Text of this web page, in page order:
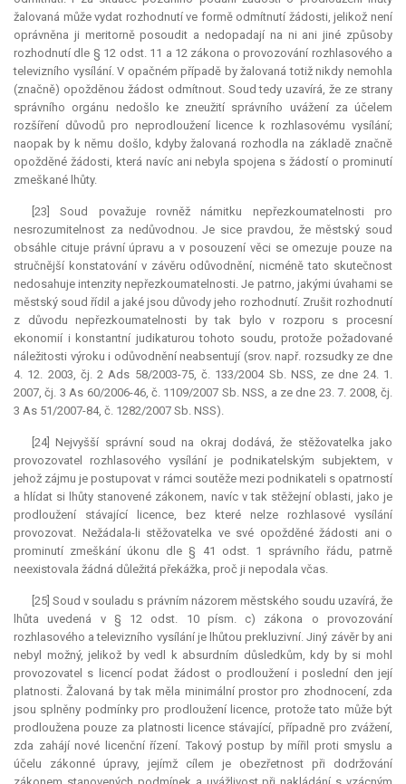
žalovaná může vydat rozhodnutí ve formě odmítnutí žádosti, jelikož není
oprávněna ji meritorně posoudit a nedopadají na ni ani jiné způsoby
rozhodnutí dle § 12 odst. 11 a 12 zákona o provozování rozhlasového a
televizního vysílání. V opačném případě by žalovaná totiž nikdy nemohla
(značně) opožděnou žádost odmítnout. Soud tedy uzavírá, že ze strany
správního orgánu nedošlo ke zneužití správního uvážení za účelem
rozšíření důvodů pro neprodloužení licence k rozhlasovému vysílání;
naopak by k němu došlo, kdyby žalovaná rozhodla na základě značně
opožděné žádosti, která navíc ani nebyla spojena s žádostí o prominutí
zmeškané lhůty.
[23] Soud považuje rovněž námitku nepřezkoumatelnosti pro
nesrozumitelnost za nedůvodnou. Je sice pravdou, že městský soud
obsáhle cituje právní úpravu a v posouzení věci se omezuje pouze na
stručnější konstatování v závěru odůvodnění, nicméně tato skutečnost
nedosahuje intenzity nepřezkoumatelnosti. Je patrno, jakými úvahami se
městský soud řídil a jaké jsou důvody jeho rozhodnutí. Zrušit rozhodnutí
z důvodu nepřezkoumatelnosti by tak bylo v rozporu s procesní
ekonomií i konstantní judikaturou tohoto soudu, protože požadované
náležitosti výroku i odůvodnění neabsentují (srov. např. rozsudky ze dne
4. 12. 2003, čj. 2 Ads 58/2003-75, č. 133/2004 Sb. NSS, ze dne 24. 1.
2007, čj. 3 As 60/2006-46, č. 1109/2007 Sb. NSS, a ze dne 23. 7. 2008, čj.
3 As 51/2007-84, č. 1282/2007 Sb. NSS).
[24] Nejvyšší správní soud na okraj dodává, že stěžovatelka jako
provozovatel rozhlasového vysílání je podnikatelským subjektem, v
jehož zájmu je postupovat v rámci soutěže mezi podnikateli s opatrností
a hlídat si lhůty stanovené zákonem, navíc v tak stěžejní oblasti, jako je
prodloužení stávající licence, bez které nelze rozhlasové vysílání
provozovat. Nežádala-li stěžovatelka ve své opožděné žádosti ani o
prominutí zmeškání úkonu dle § 41 odst. 1 správního řádu, patrně
neexistovala žádná důležitá překážka, proč ji nepodala včas.
[25] Soud v souladu s právním názorem městského soudu uzavírá, že
lhůta uvedená v § 12 odst. 10 písm. c) zákona o provozování
rozhlasového a televizního vysílání je lhůtou prekluzivní. Jiný závěr by ani
nebyl možný, jelikož by vedl k absurdním důsledkům, kdy by si mohl
provozovatel s licencí podat žádost o prodloužení i poslední den její
platnosti. Žalovaná by tak měla minimální prostor pro zhodnocení, zda
jsou splněny podmínky pro prodloužení licence, protože tato může být
prodloužena pouze za platnosti licence stávající, případně pro zvážení,
zda zahájí nové licenční řízení. Takový postup by mířil proti smyslu a
účelu zákonné úpravy, jejímž cílem je obezřetnost při dodržování